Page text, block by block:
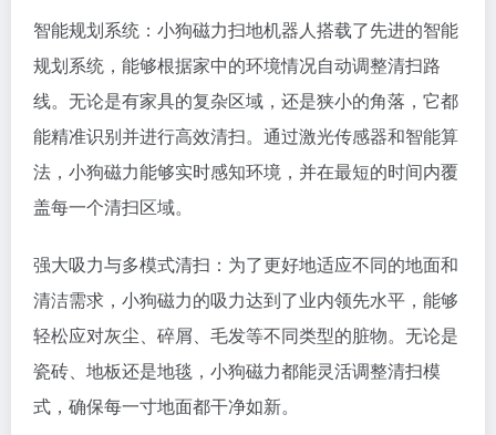
智能规划系统：小狗磁力扫地机器人搭载了先进的智能
规划系统，能够根据家中的环境情况自动调整清扫路
线。无论是有家具的复杂区域，还是狭小的角落，它都
能精准识别并进行高效清扫。通过激光传感器和智能算
法，小狗磁力能够实时感知环境，并在最短的时间内覆
盖每一个清扫区域。
强大吸力与多模式清扫：为了更好地适应不同的地面和
清洁需求，小狗磁力的吸力达到了业内领先水平，能够
轻松应对灰尘、碎屑、毛发等不同类型的脏物。无论是
瓷砖、地板还是地毯，小狗磁力都能灵活调整清扫模
式，确保每一寸地面都干净如新。